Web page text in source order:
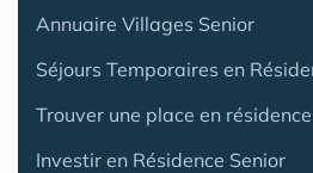
Annuaire Villages Senior
Séjours Temporaires en
Trouver une place en
Investir en Résidence Senior